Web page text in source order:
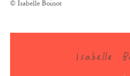
© Isabelle Boinot